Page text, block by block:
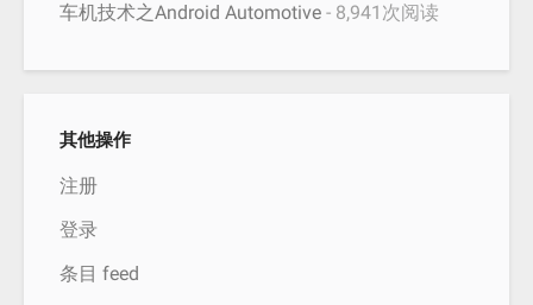
车机技术之Android Automotive - 8,941次阅读
其他操作
注册
登录
条目 feed